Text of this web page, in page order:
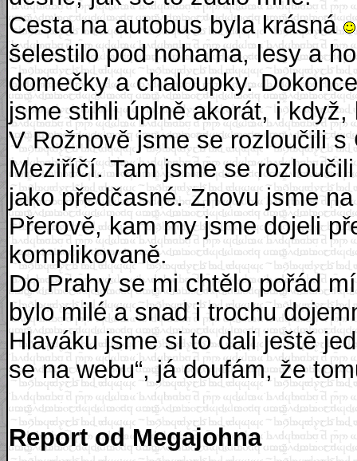
Cesta na autobus byla krásná
šelestilo pod nohama, lesy a
domečky a chaloupky.
jsme stihli úplně akorát, i
V Rožnově jsme se rozloučili
Meziříčí. Tam jsme se
jako předčasné. Znovu jsme
Přerově, kam my jsme dojeli
komplikovaně.
Do Prahy se mi chtělo pořád
bylo milé a snad i trochu
Hlaváku jsme si to dali ještě
se na webu“, já doufám, že
Report od Megajohna